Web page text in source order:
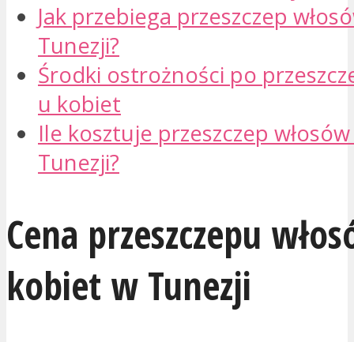
Jak przebiega przeszczep
Tunezji?
Środki ostrożności po
u kobiet
Ile kosztuje przeszczep
Tunezji?
Cena przeszczepu
kobiet w Tunezji